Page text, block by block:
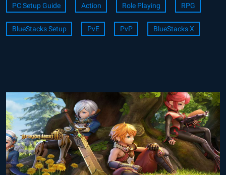
PC Setup Guide Action Role Playing RPG
BlueStacks Setup PvE PvP BlueStacks X